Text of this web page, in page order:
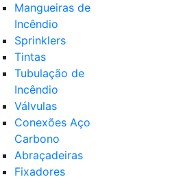
Mangueiras de
Incêndio
Sprinklers
Tintas
Tubulação de
Incêndio
Válvulas
Conexões Aço
Carbono
Abraçadeiras
Fixadores